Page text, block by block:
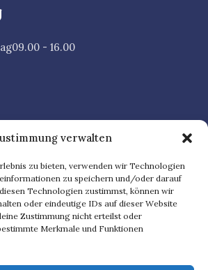
verwalten
zu bieten, verwenden wir Technologien
zu speichern und/oder darauf
Technologien zustimmst, können wir
oder eindeutige IDs auf dieser Website
Zustimmung nicht erteilst oder
Merkmale und Funktionen
09.00 - 16.00
08